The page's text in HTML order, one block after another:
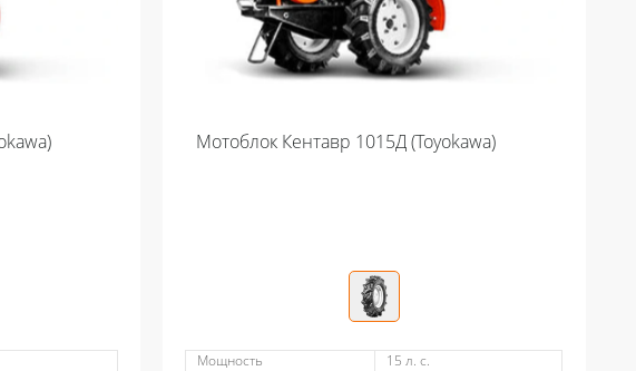
Мотоблок Кентавр 1015Д (Toyokawa)
Мощность
15 л. с.